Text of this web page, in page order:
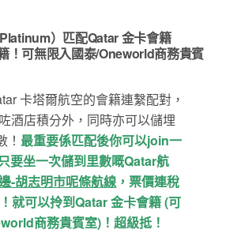
Platinum） 匹配Qatar 金卡會籍
！可無限入國泰/Oneworld商務貴賓
卡塔爾航空的會籍連繫配對，
酒店積分外，同時亦可以儲埋
！最重要係匹配後你可以join一
要坐一次儲到里數嘅Qatar航
-胡志明市呢條航線 ，票價連稅
就可以拎到Qatar 金卡會籍 (可
商務貴賓室)！超級抵！